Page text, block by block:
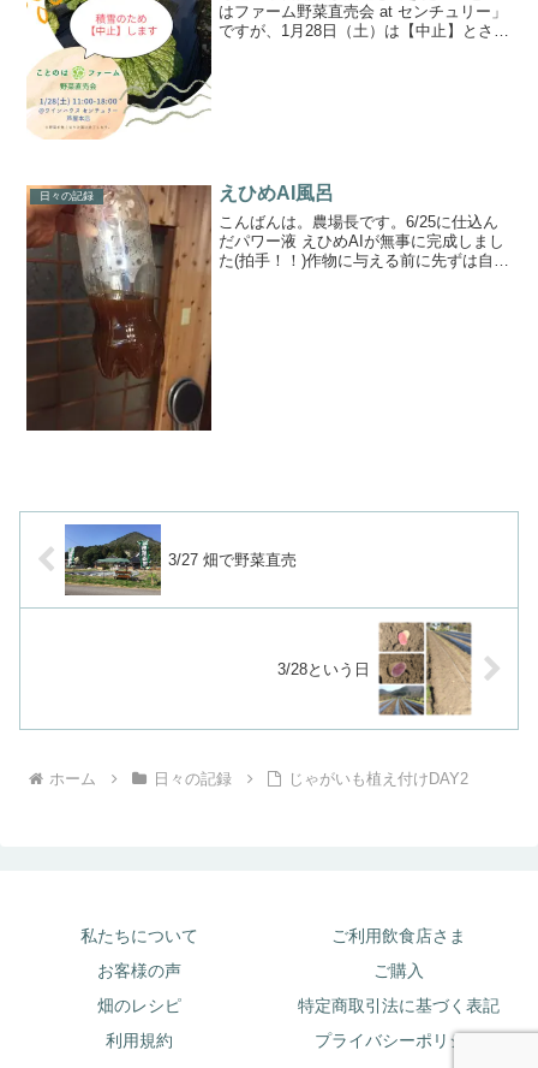
はファーム野菜直売会 at センチュリー」
ですが、1月28日（土）は【中止】とさせ
日々の記録 えひめAI風呂
こんばんは。農場長です。6/25に仕込ん
だパワー液 えひめAIが無事に完成しまし
た(拍手！！)作物に与える前に先ずは自分
3/27 畑で野菜直売
3/28という日
ホーム 日々の記録 じゃがいも植え付けDAY2
私たちについて
ご利用飲食店さま
お客様の声
ご購入
畑のレシピ
特定商取引法に基づく表記
利用規約
プライバシーポリシー